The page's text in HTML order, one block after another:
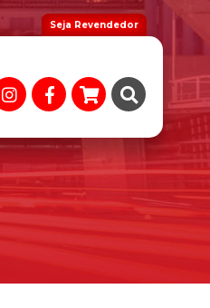
Seja Revendedor